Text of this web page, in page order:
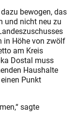
bewogen, das
und nicht neu zu
in Höhe von zwölf
am Kreis
Dostal muss
Haushalte
Punkt
sagte